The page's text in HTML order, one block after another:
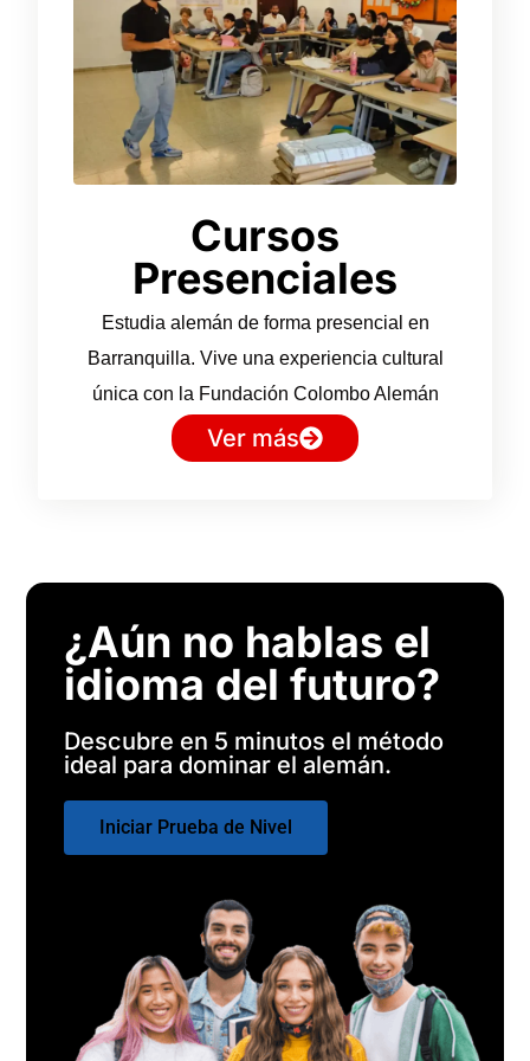
Cursos
Presenciales
Estudia alemán de forma presencial en
Barranquilla. Vive una experiencia cultural
única con la Fundación Colombo Alemán
Ver más
¿Aún no hablas el
idioma del futuro?
Descubre en 5 minutos el método
ideal para dominar el alemán.
Iniciar Prueba de Nivel